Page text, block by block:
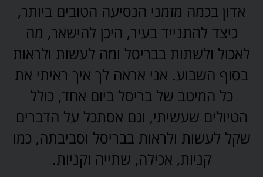
אדון בכמה מזמני הנסיעה הטובים ביותר,
כיצד להתנייד בעיר, היכן להישאר, מה
לאכול ולשתות בבריסל ומה לעשות ולראות
בסוף השבוע. אני אראה לך איך ראיתי את
כל המיטב של בריסל ביום אחד, כולל
הטיולים שעשיתי, וגם אסתכל על הדברים
שקל לעשות ולראות בבריסל וסביבתה, כמו
קניות, אכילה, שתייה וקניות.